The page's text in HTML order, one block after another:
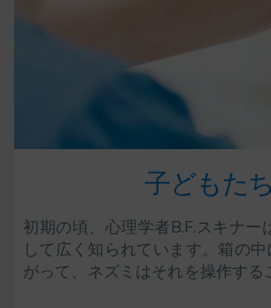
子どもた
初期の頃、心理学者B.F.スキナ
して広く知られています。箱の
がって、ネズミはそれを操作す